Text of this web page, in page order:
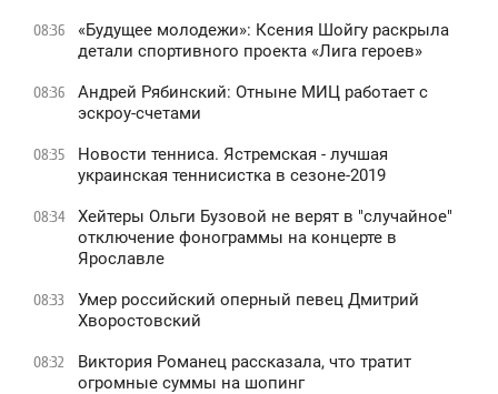
08:36
«Будущее молодежи»: Ксения Шойгу раскрыла
детали спортивного проекта «Лига героев»
08:36
Андрей Рябинский: Отныне МИЦ работает с
эскроу-счетами
08:35
Новости тенниса. Ястремская - лучшая
украинская теннисистка в сезоне-2019
08:34
Хейтеры Ольги Бузовой не верят в "случайное"
отключение фонограммы на концерте в
Ярославле
08:33
Умер российский оперный певец Дмитрий
Хворостовский
08:32
Виктория Романец рассказала, что тратит
огромные суммы на шопинг